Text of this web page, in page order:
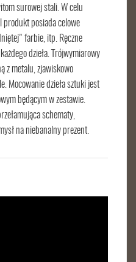
surowej stali. W celu
produkt posiada celowe
farbie, itp. Ręczne
dzieła. Trójwymiarowy
z metalu, zjawiskowo
Mocowanie dzieła sztuki jest
będącym w zestawie.
schematy,
na niebanalny prezent.